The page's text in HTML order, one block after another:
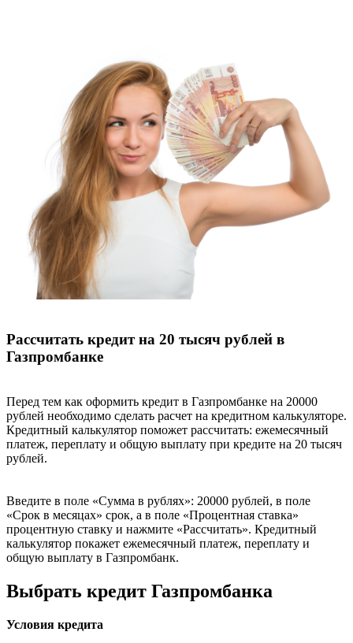
Рассчитать кредит на 20 тысяч рублей в
Газпромбанке
Перед тем как оформить кредит в Газпромбанке на 20000
рублей необходимо сделать расчет на кредитном калькуляторе.
Кредитный калькулятор поможет рассчитать: ежемесячный
платеж, переплату и общую выплату при кредите на 20 тысяч
рублей.
Введите в поле «Сумма в рублях»: 20000 рублей, в поле
«Срок в месяцах» срок, а в поле «Процентная ставка»
процентную ставку и нажмите «Рассчитать». Кредитный
калькулятор покажет ежемесячный платеж, переплату и
общую выплату в Газпромбанк.
Выбрать кредит Газпромбанка
Условия кредита